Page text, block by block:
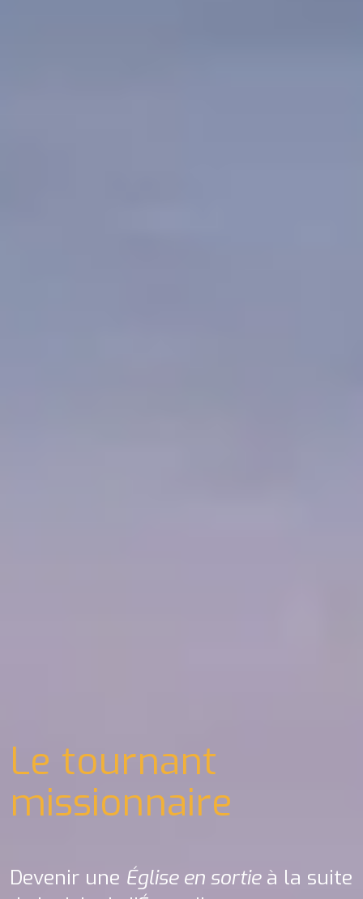
Le tournant
missionnaire
Devenir une Église en sortieà la suite